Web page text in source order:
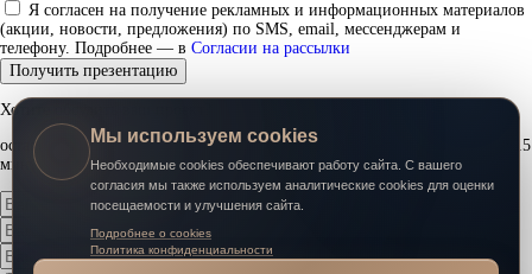
Мы используем cookies
Необходимые cookies обеспечивают работу сайта. С вашего
согласия мы также используем аналитические cookies для оценки
посещаемости и улучшения сайта.
Подробнее о cookies
Политика конфиденциальности
Я согласен на получение рекламных и информационных материалов
(акции, новости, предложения) по SMS, email, мессенджерам и
телефону. Подробнее — в Согласии на рассылки
Получить презентацию
Хотите обсудить ваш проект?
оставьте контактные данные, наш менеджер свяжется с вами в течение 15
минут